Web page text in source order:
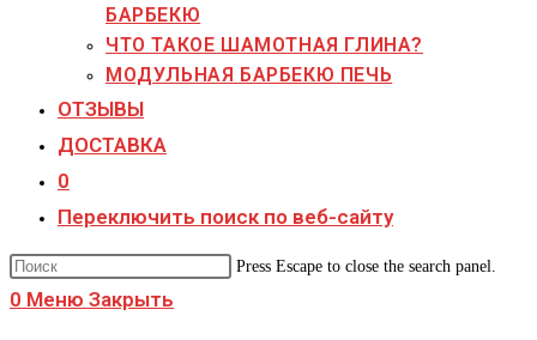
БАРБЕКЮ
ЧТО ТАКОЕ ШАМОТНАЯ ГЛИНА?
МОДУЛЬНАЯ БАРБЕКЮ ПЕЧЬ
ОТЗЫВЫ
ДОСТАВКА
0
Переключить поиск по веб-сайту
Press Escape to close the search panel.
0 Меню Закрыть